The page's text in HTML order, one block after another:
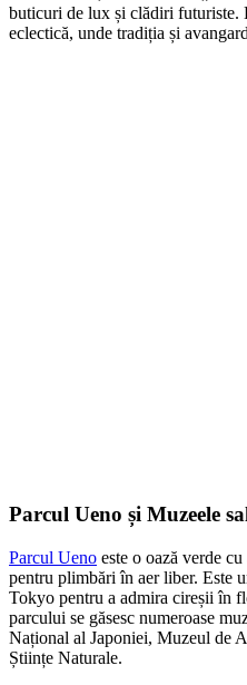
buticuri de lux și clădiri futuriste.
eclectică, unde tradiția și
Parcul Ueno și Muzeele
Parcul Ueno este o oază verde
pentru plimbări în aer liber. Este
Tokyo pentru a admira cireșii în
parcului se găsesc numeroase
Național al Japoniei, Muzeul de
Științe Naturale.